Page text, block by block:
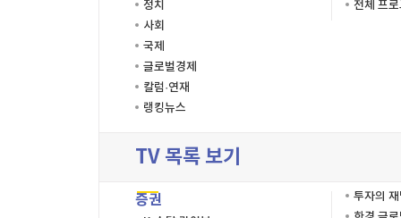
정치
사회
국제
글로벌경제
칼럼·연재
랭킹뉴스
전체 프
TV 목록 보기
증권
투자의